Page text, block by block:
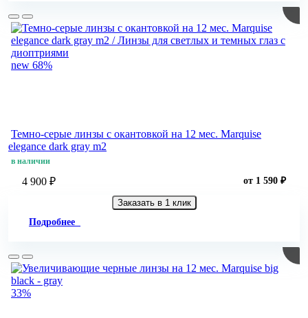
new 68%
Темно-серые линзы c окантовкой на 12 мес. Marquise
elegance dark gray m2
в наличии
4 900 ₽ от 1 590 ₽
Заказать в 1 клик
Подробнее
33%